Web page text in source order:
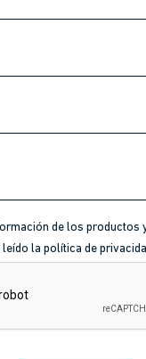
de los productos
la política de